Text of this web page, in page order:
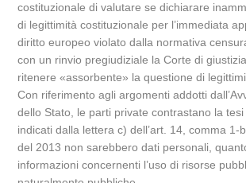
costituzionale di valutare se dichiarare
di legittimità costituzionale per l’immediata
diritto europeo violato dalla normativa
con un rinvio pregiudiziale la Corte di
ritenere «assorbente» la questione di
Con riferimento agli argomenti addotti
dello Stato, le parti private contrastano la
indicati dalla lettera c) dell’art. 14, comma 1-
del 2013 non sarebbero dati personali,
informazioni concernenti l’uso di risorse